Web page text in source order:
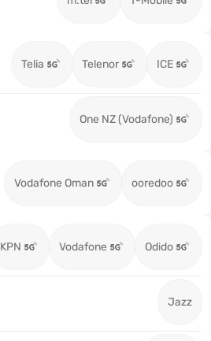
Telia Telenor ICE
One NZ (Vodafone)
Vodafone Oman ooredoo
KPN Vodafone Odido
Jazz